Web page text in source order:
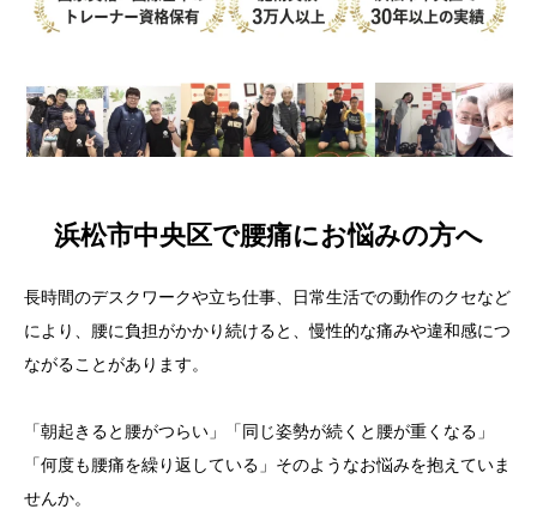
浜松市中央区で腰痛にお悩みの方へ
長時間のデスクワークや立ち仕事、日常生活での動作のクセなど
により、腰に負担がかかり続けると、慢性的な痛みや違和感につ
ながることがあります。
「朝起きると腰がつらい」「同じ姿勢が続くと腰が重くなる」
「何度も腰痛を繰り返している」そのようなお悩みを抱えていま
せんか。